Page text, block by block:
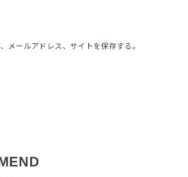
メールアドレス、サイトを保存する。